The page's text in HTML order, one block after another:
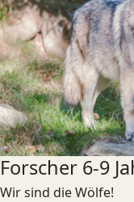
Forscher 6-9
Wir sind die Wölfe!